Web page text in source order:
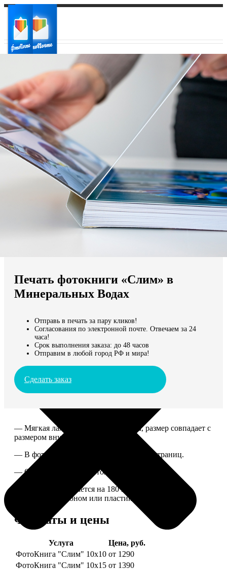
Ваш город:
Ваш регион доставки
Выберите из списка:
Мы доставляем по всему миру
Продолжить без города
Печать фотокниги «Слим» в
Минеральных Водах
Отправь в печать за пару кликов!
Согласования по электронной почте. Отвечаем за 24
часа!
Срок выполнения заказа: до 48 часов
Отправим в любой город РФ и мира!
Сделать заказ
— Мягкая ламинированная обложка, размер совпадает с
размером внутреннего блока.
— В фотокниге может быть от 10 до 50 страниц.
— Страницы плотные, толщина 1 мм.
— Книга раскрывается на 180 градусов, развороты
укреплены картоном или пластиком.
Форматы и цены
Услуга
Цена, руб.
ФотоКнига "Слим" 10x10 от 1290
ФотоКнига "Слим" 10x15 от 1390